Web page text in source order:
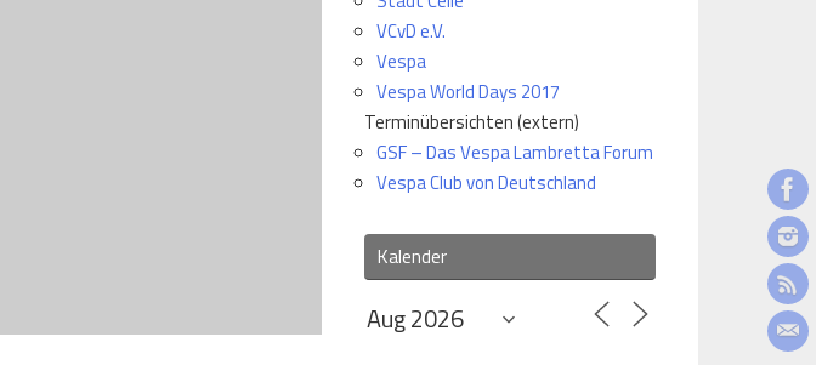
VCvD e.V.
Vespa
Vespa World Days 2017
Terminübersichten (extern)
GSF – Das Vespa Lambretta Forum
Vespa Club von Deutschland
Kalender